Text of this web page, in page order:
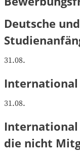
Deutsche
31.08.
International
31.08.
International
die nicht